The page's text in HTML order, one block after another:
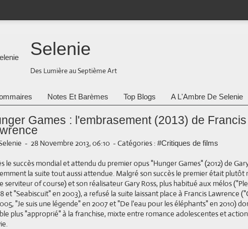
Selenie
Des Lumière au Septième Art
Notes Et Barèmes Top Blogs A L'Ambre De Selenie
Games : l'embrasement (2013) de Francis
- 28 Novembre 2013, 06:10 - Catégories : #Critiques de films
le succès mondial et attendu du premier opus "Hunger Games" (2012) de
la suite tout aussi attendue. Malgré son succès le premier était plutôt
serviteur of course) et son réalisateur Gary Ross, plus habitué aux mélos
et "Seabiscuit" en 2003), a refusé la suite laissant place à Francis Lawrence
"Je suis une légende" en 2007 et "De l'eau pour les éléphants" en 2010)
plus "approprié" à la franchise, mixte entre romance adolescentes et